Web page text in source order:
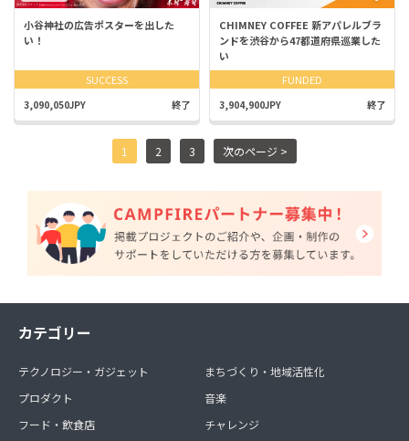
小谷神社の広告ポスターを出した
い！
SUCCESS
3,090,050JPY 終了
CHIMNEY COFFEE 新アパレルブラ
ンドを渋谷から47都道府県巡業した
い
FUNDED
3,904,900JPY 終了
1 2 3 次のページ >
カテゴリー
テクノロジー・ガジェット
プロダクト
フード・飲食店
まちづくり・地域活性化
音楽
チャレンジ